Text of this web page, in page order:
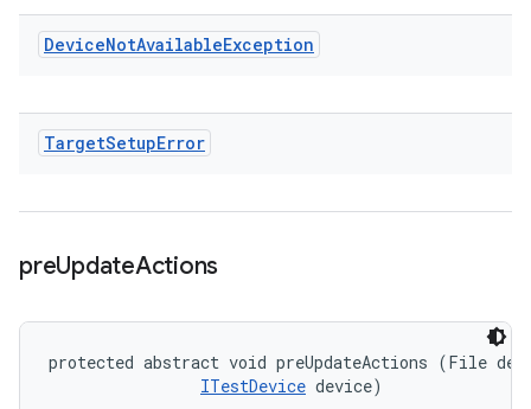
DeviceNotAvailableException
TargetSetupError
preUpdateActions
protected abstract void preUpdateActions (File
ITestDevice device)